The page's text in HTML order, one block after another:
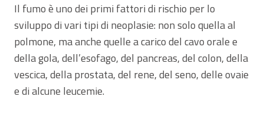
Il fumo è uno dei primi fattori di rischio per lo
sviluppo di vari tipi di neoplasie: non solo quella al
polmone, ma anche quelle a carico del cavo orale e
della gola, dell’esofago, del pancreas, del colon, della
vescica, della prostata, del rene, del seno, delle ovaie
e di alcune leucemie.